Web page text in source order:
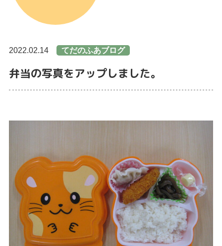
2022.02.14 てだのふあブログ
弁当の写真をアップしました。